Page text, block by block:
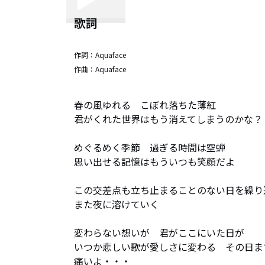
歌詞
作詞： Aquaface
作曲： Aquaface
春の風ゆれる　こぼれ落ちた薄紅
君がくれた世界はもう消えてしまうのかな？
めぐるめく季節　過ぎる時間は空蝉
思い出せる記憶はもういつも笑顔だよ
この交差点も立ち止まることのない日を繰
また夜に溶けていく
変わらない想いが　君がここにいた日が
いつか悲しい歌が愛しさに変わる　その日
痛いよ・・・